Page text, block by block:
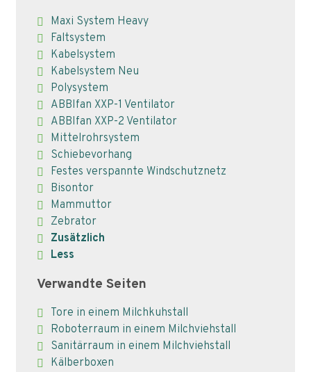
Maxi System Heavy
Faltsystem
Kabelsystem
Kabelsystem Neu
Polysystem
ABBIfan XXP-1 Ventilator
ABBIfan XXP-2 Ventilator
Mittelrohrsystem
Schiebevorhang
Festes verspannte Windschutznetz
Bisontor
Mammuttor
Zebrator
Zusätzlich
Less
Verwandte Seiten
Tore in einem Milchkuhstall
Roboterraum in einem Milchviehstall
Sanitärraum in einem Milchviehstall
Kälberboxen